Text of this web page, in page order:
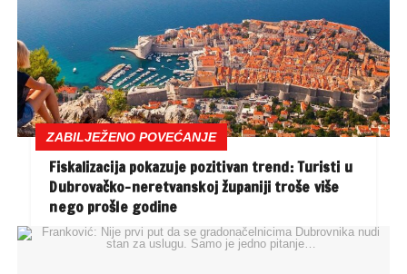
ZABILJEŽENO POVEĆANJE
Fiskalizacija pokazuje pozitivan trend: Turisti u
Dubrovačko-neretvanskoj županiji troše više
nego prošle godine